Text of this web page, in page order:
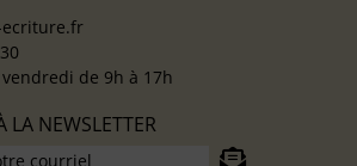
de 9h à 17h
LA NEWSLETTER